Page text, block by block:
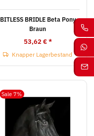
BITLESS BRIDLE Beta Pony
Braun
53,62 €*
Knapper Lagerbestand
Sale 7%